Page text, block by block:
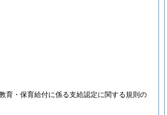
育・保育給付に係る支給認定に関する規則の